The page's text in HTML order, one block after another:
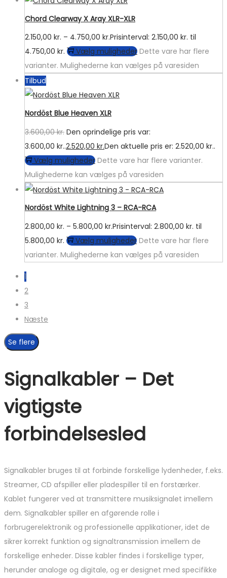
Chord Clearway X Aray XLR-XLR
2.150,00 kr. – 4.750,00 kr.Prisinterval: 2.150,00 kr. til
4.750,00 kr.
Vælg muligheder Dette vare har flere
varianter. Mulighederne kan vælges på varesiden
Tilbud
Nordöst Blue Heaven XLR
3.600,00kr. Den oprindelige pris var:
3.600,00 kr..2.520,00 kr.Den aktuelle pris er: 2.520,00 kr..
Vælg muligheder Dette vare har flere varianter.
Mulighederne kan vælges på varesiden
Nordöst White Lightning 3 – RCA-RCA
2.800,00 kr. – 5.800,00 kr.Prisinterval: 2.800,00 kr. til
5.800,00 kr.
Vælg muligheder Dette vare har flere
varianter. Mulighederne kan vælges på varesiden
1
2
3
Næste
Se flere
Signalkabler – Det
vigtigste
forbindelsesled
Signalkabler bruges til at forbinde forskellige lydenheder, f.eks.
Streamer, CD afspiller eller pladespiller til en forstærker.
Kablet fungerer ved at transmittere musiksignalet imellem
dem. Signalkabler spiller en afgørende rolle i
forbrugerelektronik og professionelle applikationer, idet de
sikrer korrekt funktion og signaltransmission imellem de
forskellige enheder. Disse kabler findes i forskellige typer,
herunder analoge og digitale, og er designet med specifikke